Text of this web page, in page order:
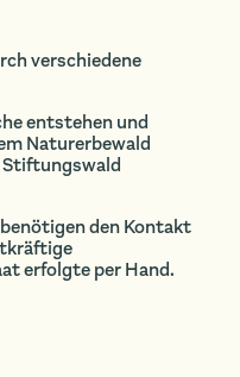
verschiedene
entstehen und
Naturerbewald
Stiftungswald
den Kontakt
erfolgte per Hand.